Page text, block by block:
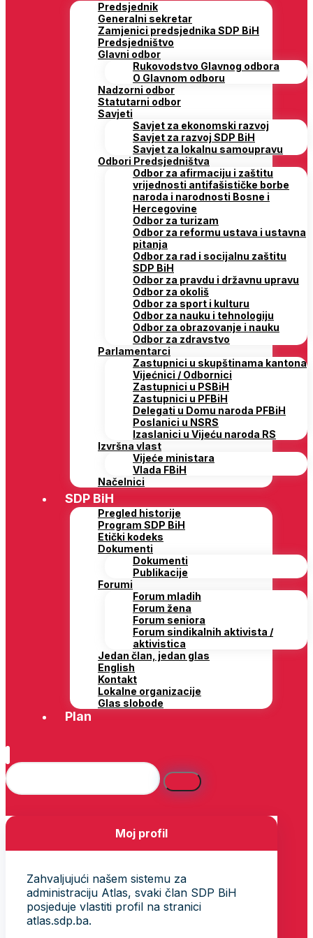
Predsjednik
Generalni sekretar
Zamjenici predsjednika SDP BiH
Predsjedništvo
Glavni odbor
Rukovodstvo Glavnog odbora
O Glavnom odboru
Nadzorni odbor
Statutarni odbor
Savjeti
Savjet za ekonomski razvoj
Savjet za razvoj SDP BiH
Savjet za lokalnu samoupravu
Odbori Predsjedništva
Odbor za afirmaciju i zaštitu
vrijednosti antifašističke borbe
naroda i narodnosti Bosne i
Hercegovine
Odbor za turizam
Odbor za reformu ustava i ustavna
pitanja
Odbor za rad i socijalnu zaštitu
SDP BiH
Odbor za pravdu i državnu upravu
Odbor za okoliš
Odbor za sport i kulturu
Odbor za nauku i tehnologiju
Odbor za obrazovanje i nauku
Odbor za zdravstvo
Parlamentarci
Zastupnici u skupštinama kantona
Vijećnici / Odbornici
Zastupnici u PSBiH
Zastupnici u PFBiH
Delegati u Domu naroda PFBiH
Poslanici u NSRS
Izaslanici u Vijeću naroda RS
Izvršna vlast
Vijeće ministara
Vlada FBiH
Načelnici
SDP BiH
Pregled historije
Program SDP BiH
Etički kodeks
Dokumenti
Dokumenti
Publikacije
Forumi
Forum mladih
Forum žena
Forum seniora
Forum sindikalnih aktivista /
aktivistica
Jedan član, jedan glas
English
Kontakt
Lokalne organizacije
Glas slobode
Plan
Moj profil
Zahvaljujući našem sistemu za
administraciju Atlas, svaki član SDP BiH
posjeduje vlastiti profil na stranici
atlas.sdp.ba.